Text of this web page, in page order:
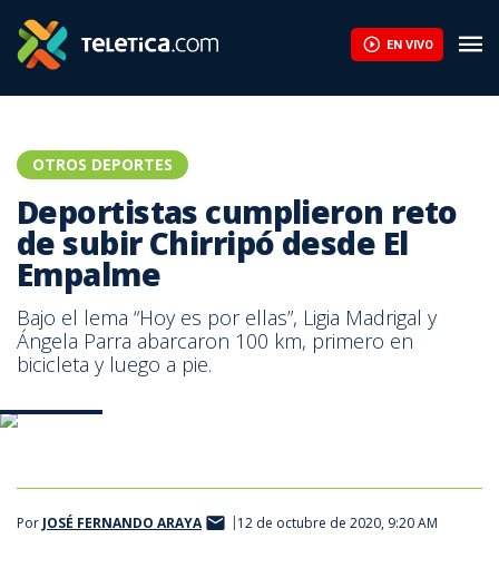
EN VIVO
OTROS DEPORTES
Deportistas cumplieron reto
de subir Chirripó desde El
Empalme
Bajo el lema “Hoy es por ellas”, Ligia Madrigal y
Ángela Parra abarcaron 100 km, primero en
bicicleta y luego a pie.
Por JOSÉ FERNANDO ARAYA 12 de octubre de 2020, 9:20 AM